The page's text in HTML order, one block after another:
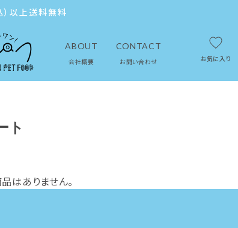
以上送料無料
ABOUT
会社概要
CONTACT
お問い合わせ お気に入り
ト
はありません。